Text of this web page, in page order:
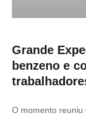
Grande
benzeno e
O momento reuniu